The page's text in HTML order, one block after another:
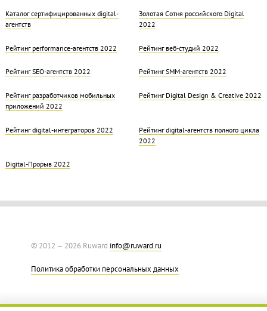
Каталог сертифицированных digital-
агентств
Золотая Cотня российского Digital
2022
Рейтинг performance-агентств 2022 Рейтинг веб-студий 2022
Рейтинг SEO-агентств 2022 Рейтинг SMM-агентств 2022
Рейтинг разработчиков мобильных
приложений 2022
Рейтинг Digital Design & Creative 2022
Рейтинг digital-интеграторов 2022
Рейтинг digital-агентств полного цикла
2022
Digital-Прорыв 2022
© 2012 — 2026 Ruward info@ruward.ru
Политика обработки персональных данных